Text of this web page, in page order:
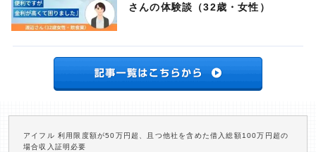
さんの体験談（32歳・女性）
アイフル 利用限度額が50万円超、且つ他社を含めた借入総額100万円超の
場合収入証明必要